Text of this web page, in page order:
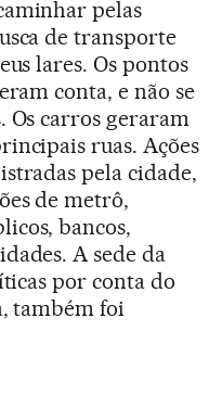
pelas
de transporte
lares. Os pontos
conta, e não se
Os carros geraram
ruas. Ações
pela cidade,
de metrô,
bancos,
A sede da
por conta do
também foi